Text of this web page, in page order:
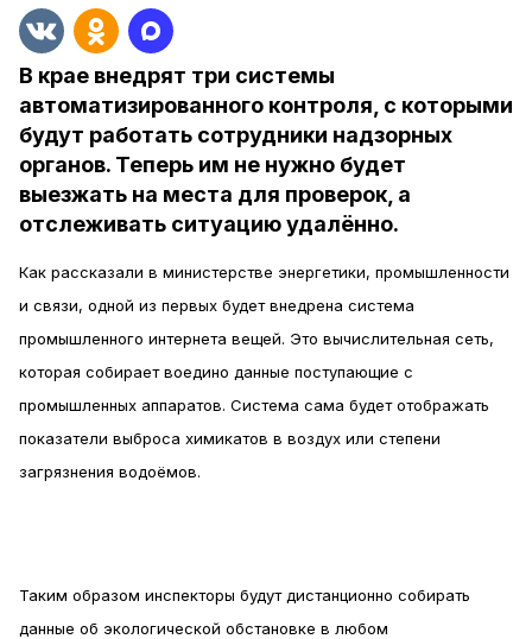
В крае внедрят три системы
автоматизированного контроля, с которыми
будут работать сотрудники надзорных
органов. Теперь им не нужно будет
выезжать на места для проверок, а
отслеживать ситуацию удалённо.
Как рассказали в министерстве энергетики, промышленности
и связи, одной из первых будет внедрена система
промышленного интернета вещей. Это вычислительная сеть,
которая собирает воедино данные поступающие с
промышленных аппаратов. Система сама будет отображать
показатели выброса химикатов в воздух или степени
загрязнения водоёмов.
Таким образом инспекторы будут дистанционно собирать
данные об экологической обстановке в любом